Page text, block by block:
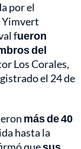
por el
fueron
del
Los Corales,
el 24 de
más de 40
hasta la